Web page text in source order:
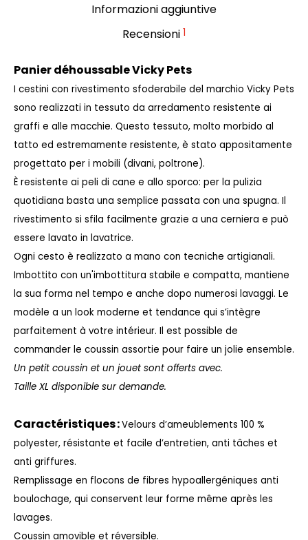
Informazioni aggiuntive
Recensioni 1
Panier déhoussable Vicky Pets
I cestini con rivestimento sfoderabile del marchio Vicky Pets
sono realizzati in tessuto da arredamento resistente ai
graffi e alle macchie. Questo tessuto, molto morbido al
tatto ed estremamente resistente, è stato appositamente
progettato per i mobili (divani, poltrone).
È resistente ai peli di cane e allo sporco: per la pulizia
quotidiana basta una semplice passata con una spugna. Il
rivestimento si sfila facilmente grazie a una cerniera e può
essere lavato in lavatrice.
Ogni cesto è realizzato a mano con tecniche artigianali.
Imbottito con un'imbottitura stabile e compatta, mantiene
la sua forma nel tempo e anche dopo numerosi lavaggi. Le
modèle a un look moderne et tendance qui s’intègre
parfaitement à votre intérieur. Il est possible de
commander le coussin assortie pour faire un jolie ensemble.
Un petit coussin et un jouet sont offerts avec.
Taille XL disponible sur demande.
Caractéristiques :Velours d’ameublements 100 %
polyester, résistante et facile d’entretien, anti tâches et
anti griffures.
Remplissage en flocons de fibres hypoallergéniques anti
boulochage, qui conservent leur forme même après les
lavages.
Coussin amovible et réversible.